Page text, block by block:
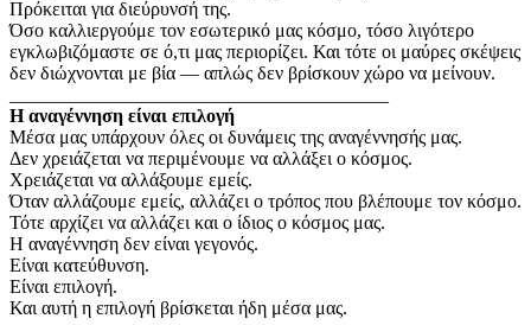
Πρόκειται για διεύρυνσή της.
Όσο καλλιεργούμε τον εσωτερικό μας κόσμο, τόσο λιγότερο
εγκλωβιζόμαστε σε ό,τι μας περιορίζει. Και τότε οι μαύρες σκέψεις
δεν διώχνονται με βία — απλώς δεν βρίσκουν χώρο να μείνουν.
Η αναγέννηση είναι επιλογή
Μέσα μας υπάρχουν όλες οι δυνάμεις της αναγέννησής μας.
Δεν χρειάζεται να περιμένουμε να αλλάξει ο κόσμος.
Χρειάζεται να αλλάξουμε εμείς.
Όταν αλλάζουμε εμείς, αλλάζει ο τρόπος που βλέπουμε τον κόσμο.
Τότε αρχίζει να αλλάζει και ο ίδιος ο κόσμος μας.
Η αναγέννηση δεν είναι γεγονός.
Είναι κατεύθυνση.
Είναι επιλογή.
Και αυτή η επιλογή βρίσκεται ήδη μέσα μας.